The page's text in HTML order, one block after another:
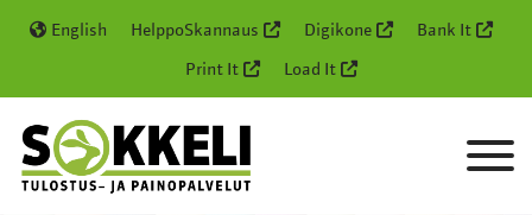
English HelppoSkannaus Digikone Bank It
Print It Load It